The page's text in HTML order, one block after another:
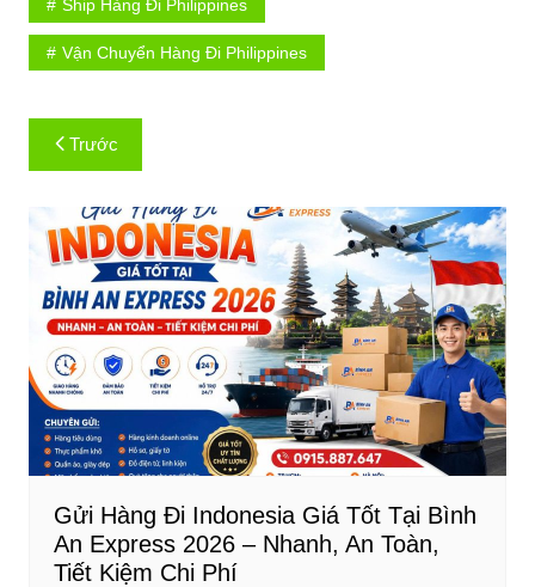
Ship Hàng Đi Philippines
Vận Chuyển Hàng Đi Philippines
Điều
hướng
bài
viết
Trước
Gửi Hàng Đi Indonesia Giá Tốt Tại Bình
An Express 2026 – Nhanh, An Toàn,
Tiết Kiệm Chi Phí